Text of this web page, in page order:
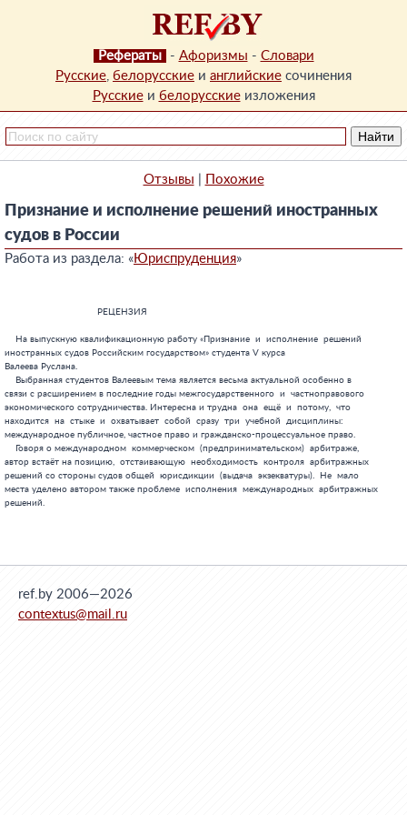
Рефераты - Афоризмы - Словари
Русские, белорусские и английские сочинения
Русскиеи белорусскиеизложения
Отзывы Похожие
Признание и исполнение решений иностранных
судов в России
Работа из раздела: «Юриспруденция»
                                  РЕЦЕНЗИЯ
    На выпускную квалификационную работу «Признание  и  исполнение  решений
иностранных судов Российским государством» студента V курса
Валеева Руслана.
    Выбранная студентов Валеевым тема является весьма актуальной особенно в
связи с расширением в последние годы межгосударственного  и  частноправового
экономического сотрудничества. Интересна и трудна  она  ещё  и  потому,  что
находится  на  стыке  и  охватывает  собой  сразу  три  учебной  дисциплины:
международное публичное, частное право и гражданско-процессуальное право.
    Говоря о международном  коммерческом  (предпринимательском)  арбитраже,
автор встаёт на позицию,  отстаивающую  необходимость  контроля  арбитражных
решений со стороны судов общей  юрисдикции  (выдача  экзекватуры).  Не  мало
места уделено автором также проблеме  исполнения  международных  арбитражных
решений.
ref.by 2006—2026
contextus@mail.ru